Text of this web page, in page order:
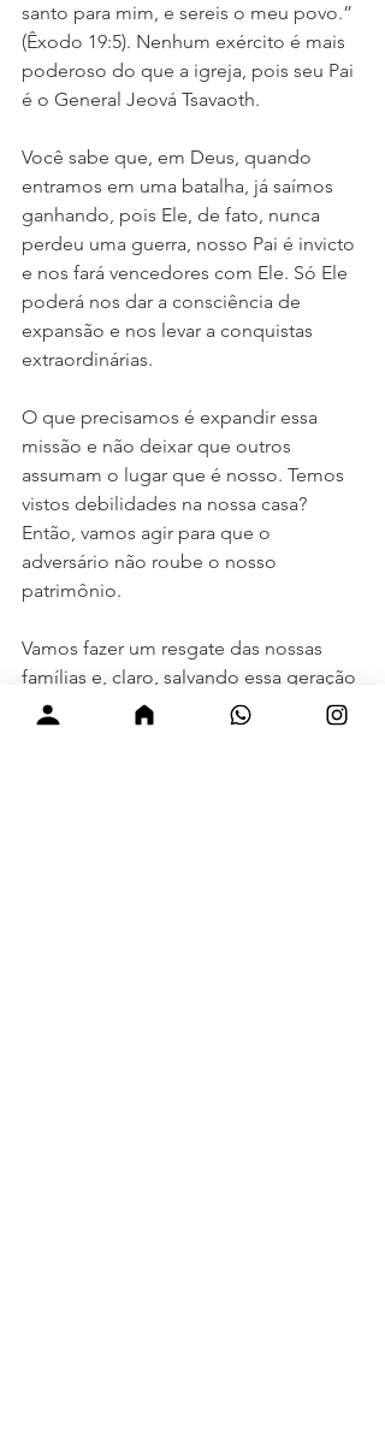
santo para mim, e sereis o meu povo.”
(Êxodo 19:5). Nenhum exército é mais
poderoso do que a igreja, pois seu Pai
é o General Jeová Tsavaoth.
Você sabe que, em Deus, quando
entramos em uma batalha, já saímos
ganhando, pois Ele, de fato, nunca
perdeu uma guerra, nosso Pai é invicto
e nos fará vencedores com Ele. Só Ele
poderá nos dar a consciência de
expansão e nos levar a conquistas
extraordinárias.
O que precisamos é expandir essa
missão e não deixar que outros
assumam o lugar que é nosso. Temos
vistos debilidades na nossa casa?
Então, vamos agir para que o
adversário não roube o nosso
patrimônio.
Vamos fazer um resgate das nossas
famílias e, claro, salvando essa geração
perversa. “Porque não é contra carne e